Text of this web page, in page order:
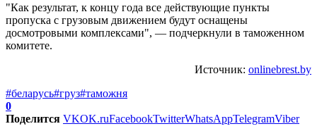
"Как результат, к концу года все действующие пункты
пропуска с грузовым движением будут оснащены
досмотровыми комплексами", — подчеркнули в таможенном
комитете.
Источник: onlinebrest.by
#беларусь#груз#таможня
0
Поделится VKOK.ruFacebookTwitterWhatsAppTelegramViber